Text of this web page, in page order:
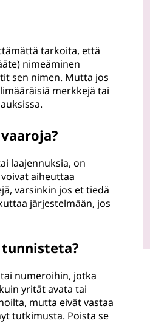
tarkoita, että
nimeäminen
sen nimen. Mutta jos
merkkejä tai
laajennuksia, on
aiheuttaa
varsinkin jos et tiedä
järjestelmään, jos
numeroihin, jotka
yrität avata tai
mutta eivät vastaa
tutkimusta. Poista se